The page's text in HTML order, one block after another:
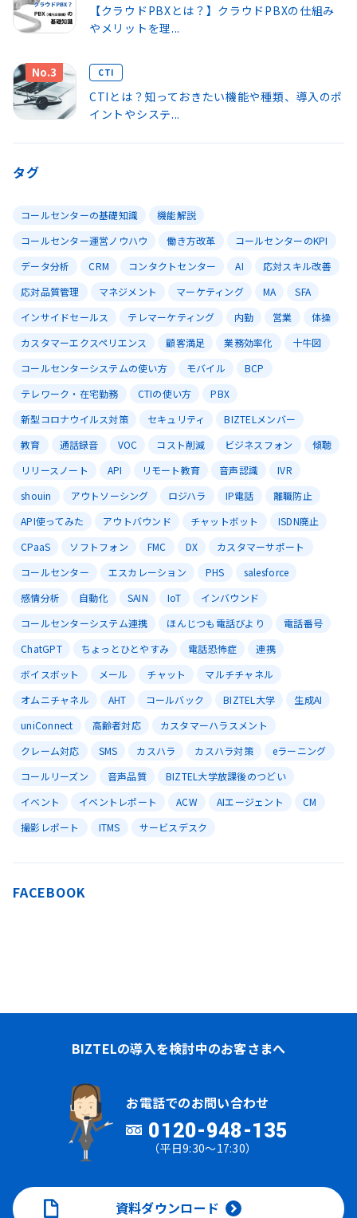
【クラウドPBXとは？】クラウドPBXの仕組み
やメリットを理...
No.3 CTI
CTIとは？知っておきたい機能や種類、導入のポ
イントやシステ...
タグ
コールセンターの基礎知識
機能解説
コールセンター運営ノウハウ
働き方改革
コールセンターのKPI
データ分析
CRM コンタクトセンター AI
応対スキル改善
応対品質管理
マネジメント マーケティング MA
SFA
インサイドセールス
テレマーケティング 内勤 営業
体操
カスタマーエクスペリエンス
顧客満足 業務効率化
十牛図
コールセンターシステムの使い方
モバイル
BCP
テレワーク・在宅勤務
CTIの使い方
PBX
新型コロナウイルス対策
セキュリティ
BIZTELメンバー
教育
通話録音 VOC コスト削減 ビジネスフォン
傾聴
リリースノート
API リモート教育 音声認識
IVR
shouin
アウトソーシング ロジハラ IP電話
離職防止
API使ってみた
アウトバウンド チャットボット
ISDN廃止
CPaaS
ソフトフォン FMC DX
カスタマーサポート
コールセンター
エスカレーション PHS
salesforce
感情分析
自動化 SAIN IoT
インバウンド
コールセンターシステム連携
ほんじつも電話びより
電話番号
ChatGPT
ちょっとひとやすみ 電話恐怖症
連携
ボイスボット
メール チャット
マルチチャネル
オムニチャネル
AHT コールバック BIZTEL大学
生成AI
uniConnect
高齢者対応
カスタマーハラスメント
クレーム対応
SMS カスハラ カスハラ対策
eラーニング
コールリーズン
音声品質
BIZTEL大学放課後のつどい
イベント
イベントレポート ACW AIエージェント
CM
撮影レポート
ITMS サービスデスク
FACEBOOK
BIZTELの導入を検討中のお客さまへ
お電話でのお問い合わせ
0120-948-135
（平日9:30～17:30）
資料ダウンロード